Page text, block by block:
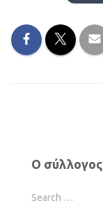
Ο σύλλογος
Search …